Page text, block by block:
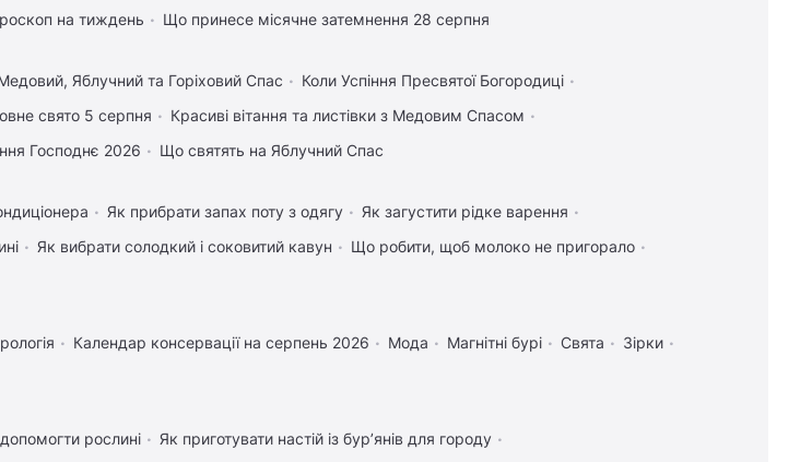
на тиждень Що принесе місячне затемнення 28 серпня
Яблучний та Горіховий Спас
Коли Успіння Пресвятої Богородиці
свято 5 серпня
Красиві вітання та листівки з Медовим Спасом
Господнє 2026 Що святять на Яблучний Спас
Як прибрати запах поту з одягу
Як загустити рідке варення
Як вибрати солодкий і соковитий кавун
Що робити, щоб молоко не пригорало
Календар консервації на серпень 2026 Мода Магнітні бурі Свята
Зірки
рослині
Як приготувати настій із бур’янів для городу